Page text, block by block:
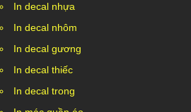
In decal nhựa
In decal nhôm
In decal gương
In decal thiếc
In decal trong